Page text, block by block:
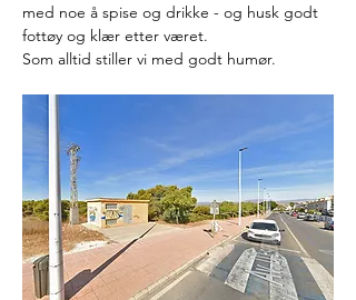
med noe å spise og drikke - og husk godt
fottøy og klær etter været.
Som alltid stiller vi med godt humør.